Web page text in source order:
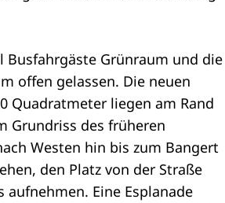
Busfahrgäste Grünraum und die
offen gelassen. Die neuen
Quadratmeter liegen am Rand
Grundriss des früheren
Westen hin bis zum Bangert
den Platz von der Straße
Eine Esplanade